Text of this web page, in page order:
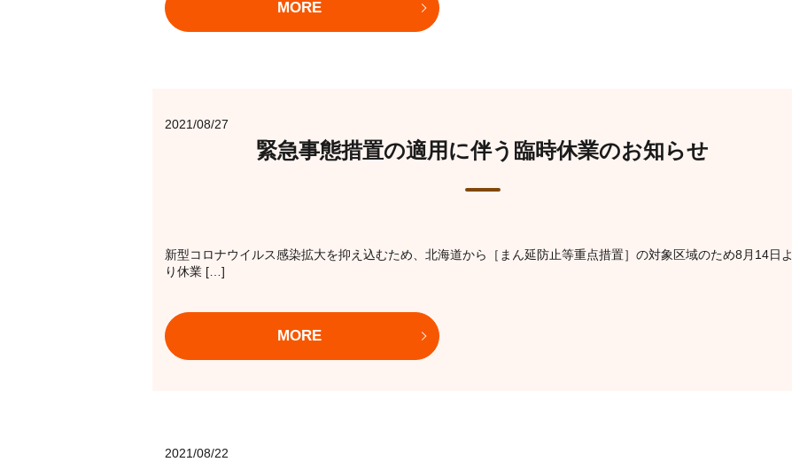
MORE
2021/08/27
緊急事態措置の適用に伴う臨時休業のお知らせ
新型コロナウイルス感染拡大を抑え込むため、北海道から［まん延防止等重点措置］の対象区域のため8月14日よ
り休業 […]
MORE
2021/08/22